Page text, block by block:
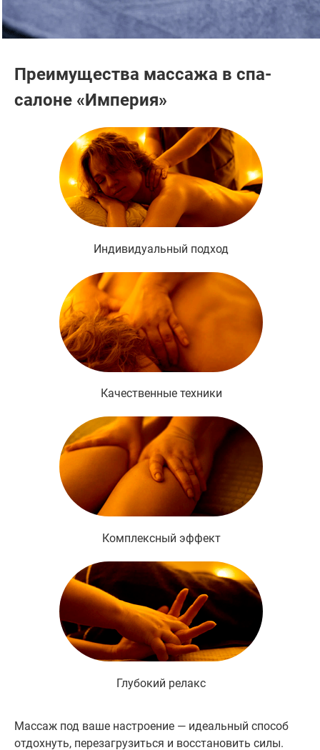
Преимущества массажа в спа-
салоне «Империя»
Индивидуальный подход
Качественные техники
Комплексный эффект
Глубокий релакс
Массаж под ваше настроение — идеальный способ
отдохнуть, перезагрузиться и восстановить силы.